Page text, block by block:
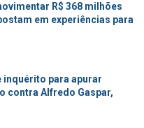
R$ 368 milhões
em experiências para
inquérito para apurar
contra Alfredo Gaspar,